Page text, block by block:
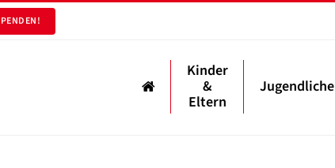
Kinder
&
Eltern
Jugendliche